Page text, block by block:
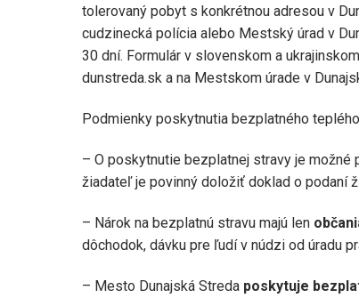
tolerovaný pobyt s konkrétnou adresou v
cudzinecká polícia alebo Mestský úrad v
30 dní. Formulár v slovenskom a
dunstreda.sk a na Mestskom úrade v
Podmienky poskytnutia bezplatného
– O poskytnutie bezplatnej stravy je možné
žiadateľ je povinný doložiť doklad o podaní
– Nárok na bezplatnú stravu majú len
dôchodok, dávku pre ľudí v núdzi od úradu
– Mesto Dunajská Streda poskytuje